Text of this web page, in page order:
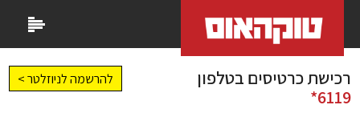
רכישת כרטיסים בטלפון
6119*
להרשמה לניוזלטר >